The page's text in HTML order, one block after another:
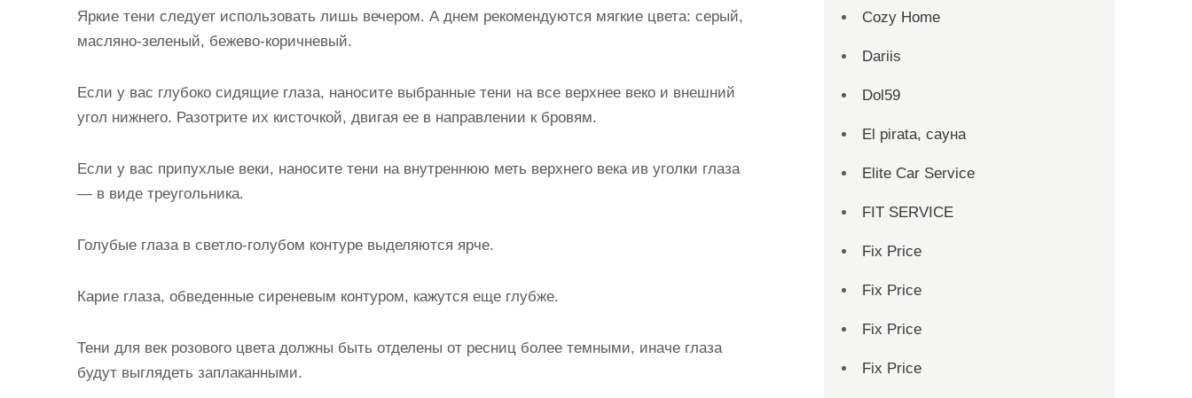
Яркие тени следует использовать лишь вечером. А днем рекомендуются мягкие цвета: серый,
масляно-зеленый, бежево-коричневый.
Если у вас глубоко сидящие глаза, наносите выбранные тени на все верхнее веко и внешний
угол нижнего. Разотрите их кисточкой, двигая ее в направлении к бровям.
Если у вас припухлые веки, наносите тени на внутреннюю меть верхнего века ив уголки глаза
— в виде треугольника.
Голубые глаза в светло-голубом контуре выделяются ярче.
Карие глаза, обведенные сиреневым контуром, кажутся еще глубже.
Тени для век розового цвета должны быть отделены от ресниц более темными, иначе глаза
будут выглядеть заплаканными.
Cozy Home
Dariis
Dol59
El pirata, сауна
Elite Car Service
FIT SERVICE
Fix Price
Fix Price
Fix Price
Fix Price